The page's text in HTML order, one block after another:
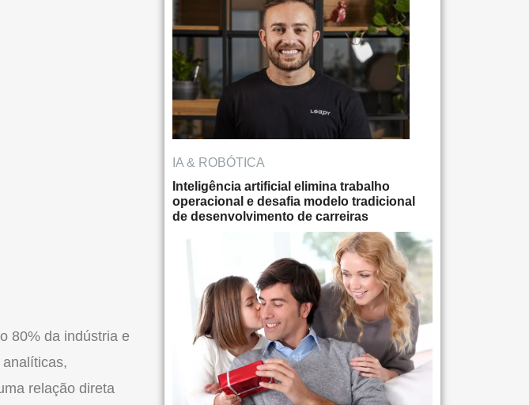
80% da indústria e
relação direta
IA & ROBÓTICA
Inteligência artificial elimina trabalho
operacional e desafia modelo tradicional
de desenvolvimento de carreiras